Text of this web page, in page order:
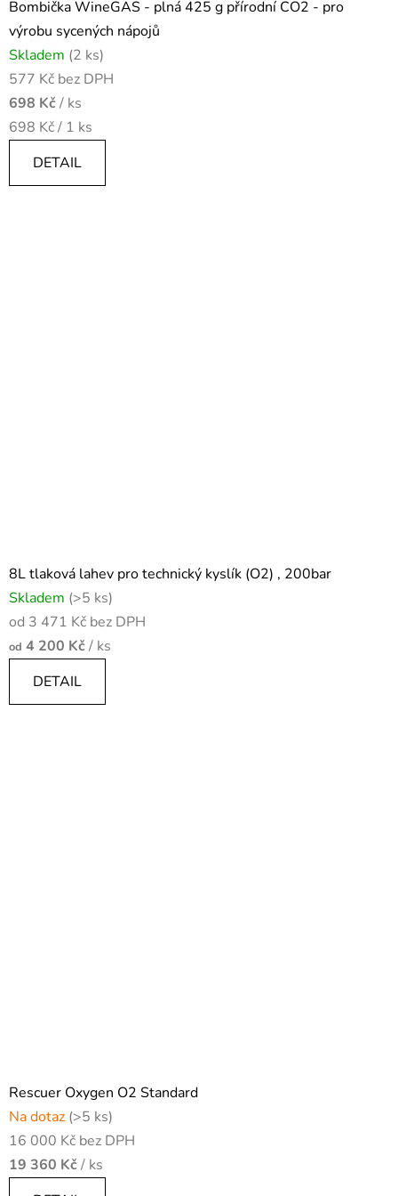
Bombička WineGAS - plná 425 g přírodní CO2 - pro
výrobu sycených nápojů
Skladem (2 ks)
577 Kč bez DPH
698 Kč/ ks
Měrná
698 Kč / 1 ks
DETAIL
8L tlaková lahev pro technický kyslík (O2) , 200bar
Skladem (>5 ks)
od 3 471 Kč bez DPH
od 4 200 Kč/ ks
DETAIL
Rescuer Oxygen O2 Standard
Na dotaz (>5 ks)
16 000 Kč bez DPH
19 360 Kč/ ks